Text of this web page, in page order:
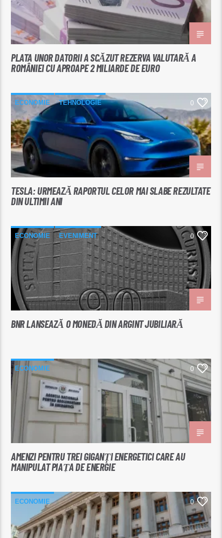
PLATA UNOR DATORII A SCĂZUT REZERVA VALUTARĂ A
ROMÂNIEI CU APROAPE 2 MILIARDE DE EURO
ECONOMIE TEHNOLOGIE 0
TESLA: URMEAZĂ RAPORTUL CELOR MAI SLABE REZULTATE
DIN ULTIMII ANI
ECONOMIE EVENIMENT 0
BNR LANSEAZĂ O MONEDĂ DIN ARGINT JUBILIARĂ
ECONOMIE 0
AMENZI PENTRU TREI GIGANȚI ENERGETICI CARE AU
MANIPULAT PIAȚA DE ENERGIE
ECONOMIE 0